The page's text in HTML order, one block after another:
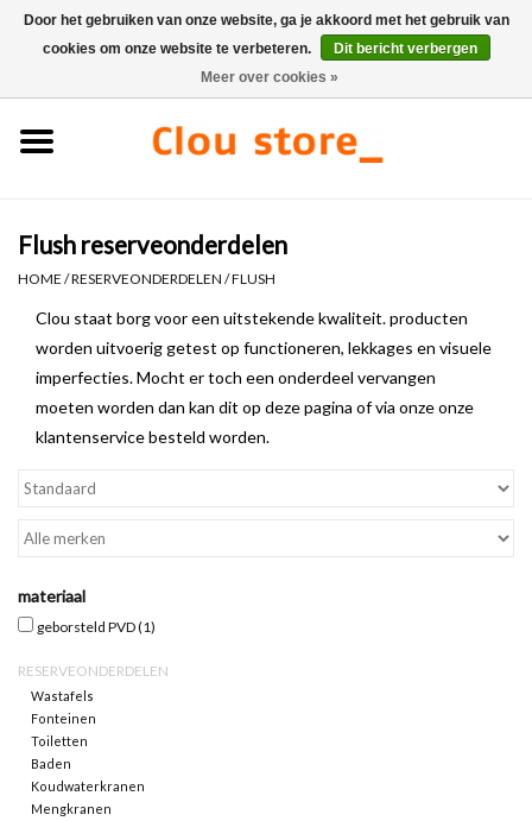
0 Artikelen - €0,00
Fonteinsets
Fonteinen
Toiletten
Kranen & afvoeren
reserveonderdelen
Merken
Flush reserveonderdelen
HOME /RESERVEONDERDELEN /FLUSH
Clou staat borg voor een uitstekende kwaliteit. producten
worden uitvoerig getest op functioneren, lekkages en visuele
imperfecties. Mocht er toch een onderdeel vervangen
moeten worden dan kan dit op deze pagina of via onze onze
klantenservice besteld worden.
materiaal
geborsteld PVD(1)
RESERVEONDERDELEN
Wastafels
Fonteinen
Toiletten
Baden
Koudwaterkranen
Mengkranen
Door het gebruiken van onze website, ga je akkoord met het gebruik van
cookies om onze website te verbeteren.
Dit bericht verbergen
Meer over cookies »